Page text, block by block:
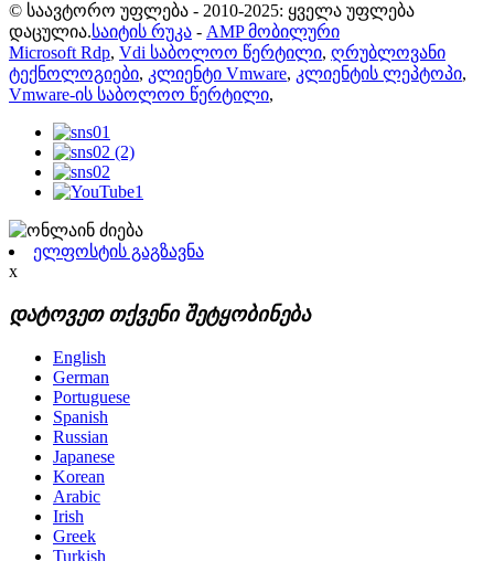
© საავტორო უფლება - 2010-2025: ყველა უფლება
დაცულია.საიტის რუკა - AMP მობილური
Microsoft Rdp, Vdi საბოლოო წერტილი, ღრუბლოვანი
ტექნოლოგიები, კლიენტი Vmware, კლიენტის ლეპტოპი,
Vmware-ის საბოლოო წერტილი,
ელფოსტის გაგზავნა
x
დატოვეთ თქვენი შეტყობინება
English
German
Portuguese
Spanish
Russian
Japanese
Korean
Arabic
Irish
Greek
Turkish